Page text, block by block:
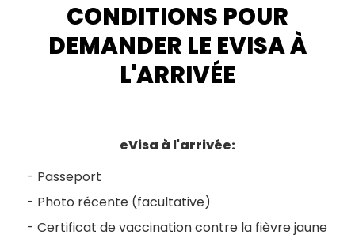
CONDITIONS POUR
DEMANDER LE EVISA À
L'ARRIVÉE
eVisa à l'arrivée:
Passeport
Photo récente (facultative)
Certificat de vaccination contre la fièvre jaune